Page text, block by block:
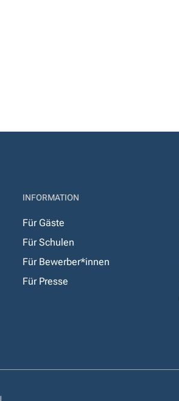
INFORMATION
Für Gäste
Für Schulen
Für Bewerber*innen
Für Presse